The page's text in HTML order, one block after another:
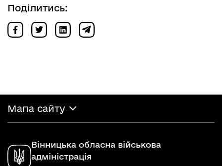
Поділитись:
Мапа сайту
Вінницька обласна військова
адміністрація